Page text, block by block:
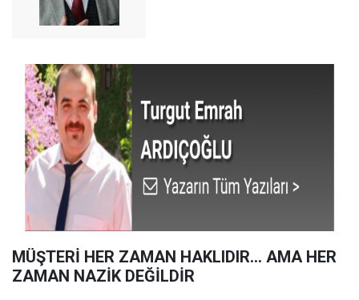
MÜŞTERİ HER ZAMAN HAKLIDIR… AMA HER
ZAMAN NAZİK DEĞİLDİR